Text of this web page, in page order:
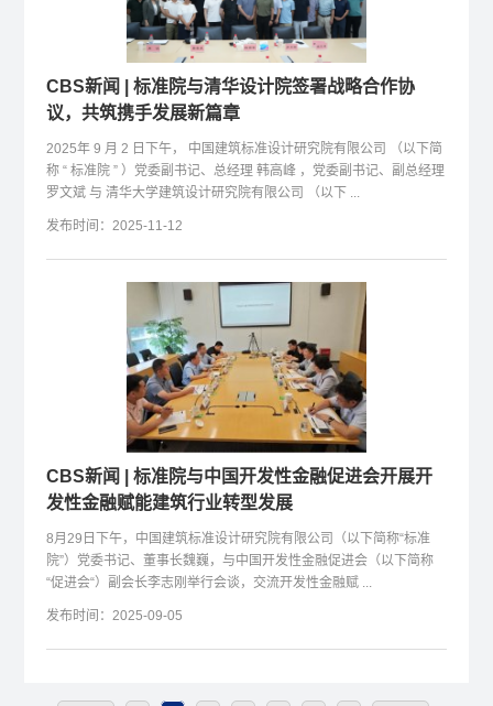
CBS新闻 | 标准院与清华设计院签署战略合作协
议，共筑携手发展新篇章
2025年 9 月 2 日下午， 中国建筑标准设计研究院有限公司 （以下简
称 “ 标准院 ” ）党委副书记、总经理 韩高峰 ，党委副书记、副总经理
罗文斌 与 清华大学建筑设计研究院有限公司 （以下 ...
发布时间：2025-11-12
CBS新闻 | 标准院与中国开发性金融促进会开展开
发性金融赋能建筑行业转型发展
8月29日下午，中国建筑标准设计研究院有限公司（以下简称“标准
院”）党委书记、董事长魏巍，与中国开发性金融促进会（以下简称
“促进会“）副会长李志刚举行会谈，交流开发性金融赋 ...
发布时间：2025-09-05